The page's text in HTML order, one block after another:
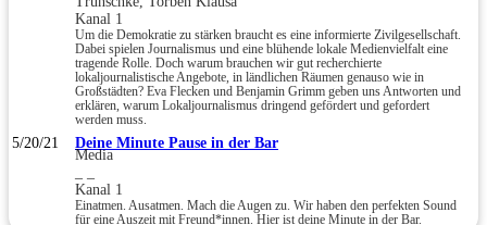
Kanal 1
Um die Demokratie zu stärken braucht es eine informierte Zivilgesellschaft.
Dabei spielen Journalismus und eine blühende lokale Medienvielfalt eine
tragende Rolle. Doch warum brauchen wir gut recherchierte
lokaljournalistische Angebote, in ländlichen Räumen genauso wie in
Großstädten? Eva Flecken und Benjamin Grimm geben uns Antworten und
erklären, warum Lokaljournalismus dringend gefördert und gefordert
werden muss.
5/20/21 Deine Minute Pause in der Bar
Media
Kanal 1
Einatmen. Ausatmen. Mach die Augen zu. Wir haben den perfekten Sound
für eine Auszeit mit Freund*innen. Hier ist deine Minute in der Bar.